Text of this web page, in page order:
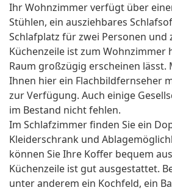
Ihr Wohnzimmer verfügt über
Stühlen, ein ausziehbares
Schlafplatz für zwei Personen und
Küchenzeile ist zum Wohnzimmer
Raum großzügig erscheinen lässt.
Ihnen hier ein Flachbildfernseher
zur Verfügung. Auch einige
im Bestand nicht fehlen.
Im Schlafzimmer finden Sie ein
Kleiderschrank und
können Sie Ihre Koffer bequem
Küchenzeile ist gut ausgestattet.
unter anderem ein Kochfeld, ein